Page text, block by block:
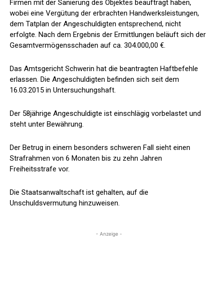
Firmen mit der Sanierung des Objektes beauftragt haben,
wobei eine Vergütung der erbrachten Handwerksleistungen,
dem Tatplan der Angeschuldigten entsprechend, nicht
erfolgte. Nach dem Ergebnis der Ermittlungen beläuft sich der
Gesamtvermögensschaden auf ca. 304.000,00 €.
Das Amtsgericht Schwerin hat die beantragten Haftbefehle
erlassen. Die Angeschuldigten befinden sich seit dem
16.03.2015 in Untersuchungshaft.
Der 58jährige Angeschuldigte ist einschlägig vorbelastet und
steht unter Bewährung.
Der Betrug in einem besonders schweren Fall sieht einen
Strafrahmen von 6 Monaten bis zu zehn Jahren
Freiheitsstrafe vor.
Die Staatsanwaltschaft ist gehalten, auf die
Unschuldsvermutung hinzuweisen.
- Anzeige -